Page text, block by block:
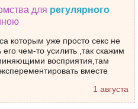
для регулярного
которым уже просто секс не
чем-то усилить ,так скажим
восприятия,там
вместе
1 августа